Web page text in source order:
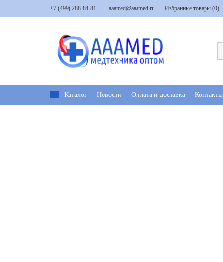
+7 (499) 288-84-81 aaamed@aaamed.ru Избранные товары (0)
Каталог Новости Оплата и доставка Контакты